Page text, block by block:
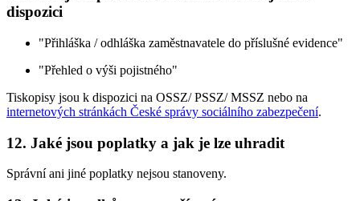
dispozici
"Přihláška / odhláška zaměstnavatele do příslušné evidence"
"Přehled o výši pojistného"
Tiskopisy jsou k dispozici na OSSZ/ PSSZ/ MSSZ nebo na
internetových stránkách České správy sociálního zabezpečení.
12. Jaké jsou poplatky a jak je lze uhradit
Správní ani jiné poplatky nejsou stanoveny.